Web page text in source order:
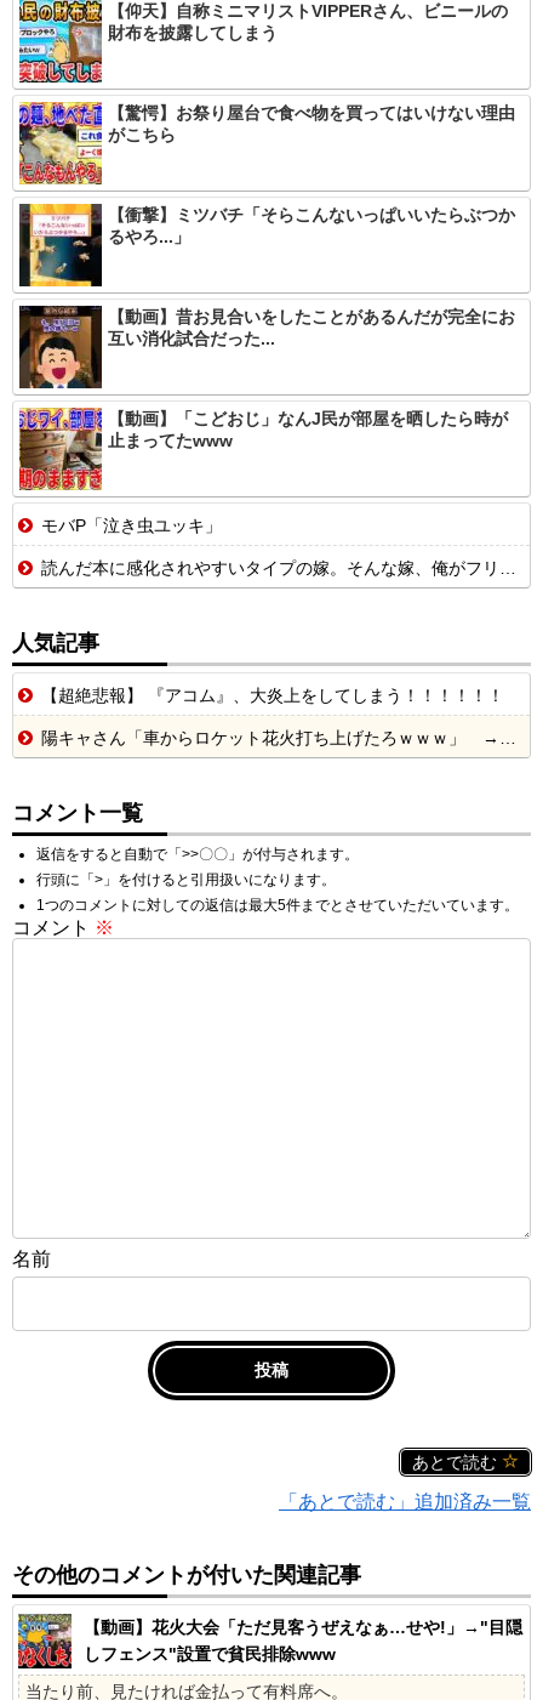
【仰天】自称ミニマリストVIPPERさん、ビニールの
財布を披露してしまう
【驚愕】お祭り屋台で食べ物を買ってはいけない理由
がこちら
【衝撃】ミツバチ「そらこんないっぱいいたらぶつか
るやろ...」
【動画】昔お見合いをしたことがあるんだが完全にお
互い消化試合だった...
【動画】「こどおじ」なんJ民が部屋を晒したら時が
止まってたwww
モバP「泣き虫ユッキ」
読んだ本に感化されやすいタイプの嫁。そんな嫁、俺がフリン物の愛憎劇を読むとこうなった→
人気記事
【超絶悲報】 『アコム』、大炎上をしてしまう！！！！！！
陽キャさん「車からロケット花火打ち上げたろｗｗｗ」 → サンルーフが閉まっていて無事車内に発射
コメント一覧
返信をすると自動で「>>〇〇」が付与されます。
行頭に「>」を付けると引用扱いになります。
1つのコメントに対しての返信は最大5件までとさせていただいています。
コメント ※
名前
あとで読む
「あとで読む」追加済み一覧
その他のコメントが付いた関連記事
【動画】花火大会「ただ見客うぜえなぁ…せや!」→"目隠
しフェンス"設置で貧民排除www
当たり前、見たければ金払って有料席へ。